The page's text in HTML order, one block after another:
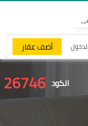
أضف عقار
الكود 26746